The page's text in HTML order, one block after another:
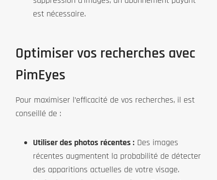
est nécessaire.
Optimiser vos recherches avec
PimEyes
Pour maximiser l’efficacité de vos recherches, il est
conseillé de :
Utiliser des photos récentes : Des images
récentes augmentent la probabilité de détecter
des apparitions actuelles de votre visage.